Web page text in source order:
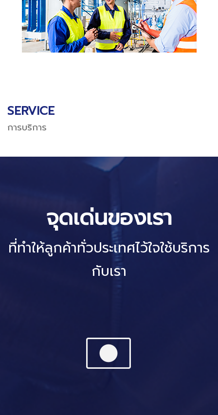
SERVICE
การบริการ
จุดเด่นของเรา
ที่ทำให้ลูกค้าทั่วประเทศไว้ใจใช้บริการ
กับเรา